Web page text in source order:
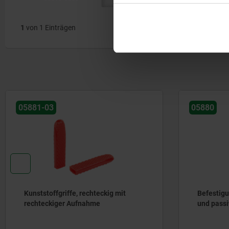
1 von 1 Einträgen
05881-03
Kunststoffgriffe, rechteckig mit
rechteckiger Aufnahme
05880
und